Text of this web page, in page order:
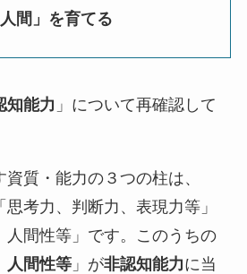
間」を育てる
知能力 」について再確認して
質・能力の３つの柱は、
思考力、判断力、表現力等」
人間性等」です。このうちの
人間性等」が非認知能力に当